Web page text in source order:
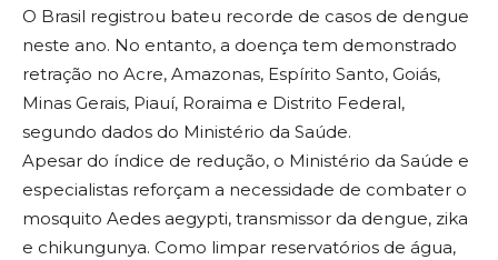
O Brasil registrou bateu recorde de casos de dengue
neste ano. No entanto, a doença tem demonstrado
retração no Acre, Amazonas, Espírito Santo, Goiás,
Minas Gerais, Piauí, Roraima e Distrito Federal,
segundo dados do Ministério da Saúde.
Apesar do índice de redução, o Ministério da Saúde e
especialistas reforçam a necessidade de combater o
mosquito Aedes aegypti, transmissor da dengue, zika
e chikungunya. Como limpar reservatórios de água,